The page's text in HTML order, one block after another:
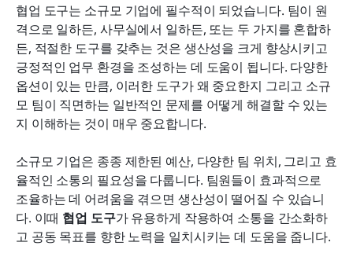
협업 도구는 소규모 기업에 필수적이 되었습니다. 팀이 원
격으로 일하든, 사무실에서 일하든, 또는 두 가지를 혼합하
든, 적절한 도구를 갖추는 것은 생산성을 크게 향상시키고
긍정적인 업무 환경을 조성하는 데 도움이 됩니다. 다양한
옵션이 있는 만큼, 이러한 도구가 왜 중요한지 그리고 소규
모 팀이 직면하는 일반적인 문제를 어떻게 해결할 수 있는
지 이해하는 것이 매우 중요합니다.
소규모 기업은 종종 제한된 예산, 다양한 팀 위치, 그리고 효
율적인 소통의 필요성을 다룹니다. 팀원들이 효과적으로
조율하는 데 어려움을 겪으면 생산성이 떨어질 수 있습니
다. 이때 협업 도구가 유용하게 작용하여 소통을 간소화하
고 공동 목표를 향한 노력을 일치시키는 데 도움을 줍니다.
소규모 비즈니스를 위한 협업 도구 사용의 이점
2026년 소규모 비즈니스를 위한 상위 10개 협업 도
구
팀에 적합한 협업 도구 선택하기
협업 도구의 미래 동향
결론
자주 묻는 질문
관련 읽기